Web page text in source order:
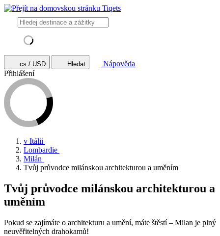
cs / USD Hledat
Nápověda
Přihlášení
v Itálii
Lombardie
Milán
Tvůj průvodce milánskou architekturou a uměním
Tvůj průvodce milánskou architekturou a
uměním
Pokud se zajímáte o architekturu a umění, máte štěstí – Milan je plný
neuvěřitelných drahokamů!